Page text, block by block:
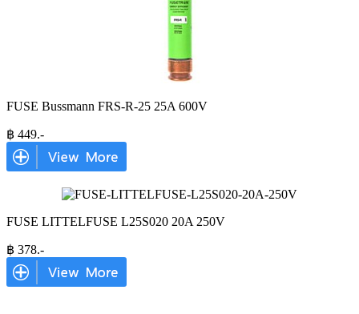
FUSE Bussmann FRS-R-25 25A 600V
฿ 449.-
FUSE LITTELFUSE L25S020 20A 250V
฿ 378.-